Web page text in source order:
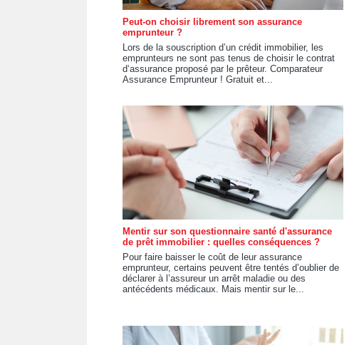
Peut-on choisir librement son assurance
emprunteur ?
Lors de la souscription d’un crédit immobilier, les
emprunteurs ne sont pas tenus de choisir le contrat
d‘assurance proposé par le prêteur. Comparateur
Assurance Emprunteur ! Gratuit et...
Mentir sur son questionnaire santé d'assurance
de prêt immobilier : quelles conséquences ?
Pour faire baisser le coût de leur assurance
emprunteur, certains peuvent être tentés d’oublier de
déclarer à l’assureur un arrêt maladie ou des
antécédents médicaux. Mais mentir sur le...